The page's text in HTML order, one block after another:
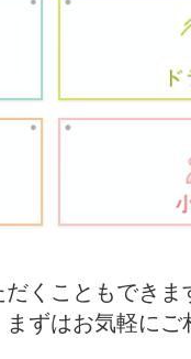
くこともできま
まずはお気軽に